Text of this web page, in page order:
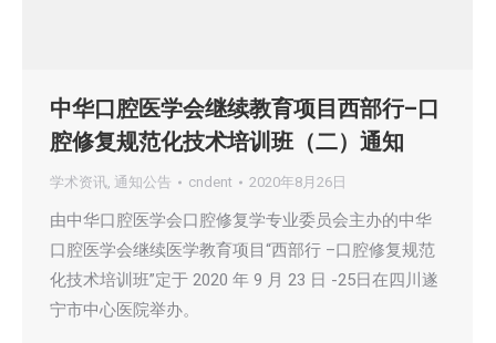
中华口腔医学会继续教育项目西部行–口
腔修复规范化技术培训班（二）通知
学术资讯, 通知公告 cndent 2020年8月26日
由中华口腔医学会口腔修复学专业委员会主办的中华
口腔医学会继续医学教育项目“西部行 –口腔修复规范
化技术培训班”定于 2020 年 9 月 23 日 -25日在四川遂
宁市中心医院举办。